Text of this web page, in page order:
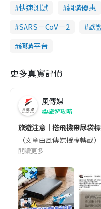
快速測試
網購優惠
SARS－CoV－2
歐
網購平台
更多真實評價
風傳媒
旅遊攻略
旅遊注意｜搭飛機帶尿袋
（文章由風傳媒授權轉
閱讀更多